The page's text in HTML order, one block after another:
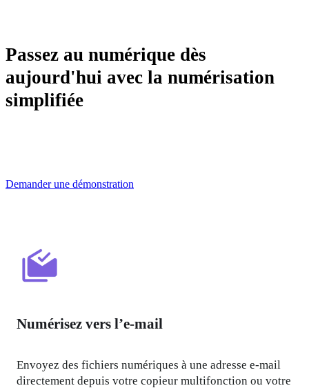
Passez au numérique dès
aujourd'hui avec la numérisation
simplifiée
Demander une démonstration
Numérisez vers l’e-mail
Envoyez des fichiers numériques à une adresse e-mail
directement depuis votre copieur multifonction ou votre